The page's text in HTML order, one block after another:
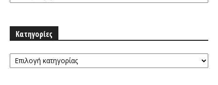
Κατηγορίες
Κατηγορίες